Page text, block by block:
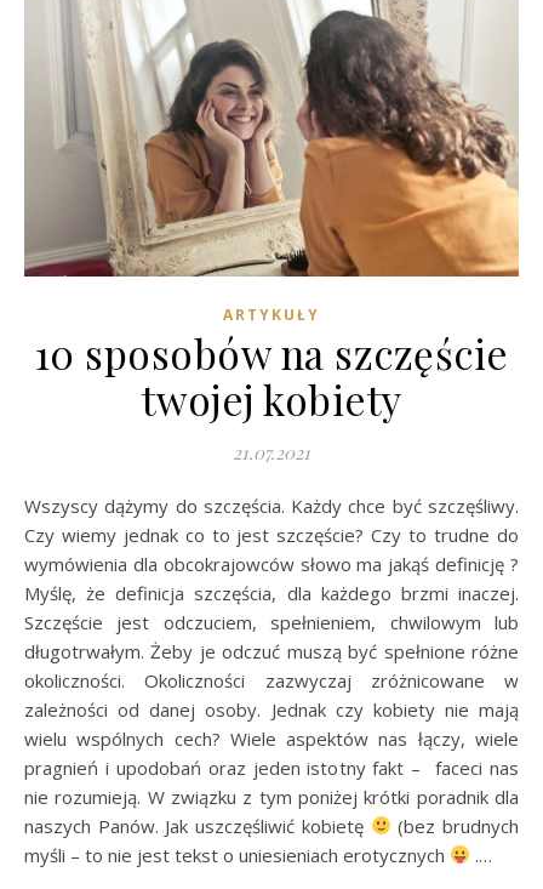
ARTYKUŁY
10 sposobów na szczęście
twojej kobiety
21.07.2021
Wszyscy dążymy do szczęścia. Każdy chce być szczęśliwy.
Czy wiemy jednak co to jest szczęście? Czy to trudne do
wymówienia dla obcokrajowców słowo ma jakąś definicję ?
Myślę, że definicja szczęścia, dla każdego brzmi inaczej.
Szczęście jest odczuciem, spełnieniem, chwilowym lub
długotrwałym. Żeby je odczuć muszą być spełnione różne
okoliczności. Okoliczności zazwyczaj zróżnicowane w
zależności od danej osoby. Jednak czy kobiety nie mają
wielu wspólnych cech? Wiele aspektów nas łączy, wiele
pragnień i upodobań oraz jeden istotny fakt – faceci nas
nie rozumieją. W związku z tym poniżej krótki poradnik dla
naszych Panów. Jak uszczęśliwić kobietę
(bez brudnych
myśli – to nie jest tekst o uniesieniach erotycznych
.…